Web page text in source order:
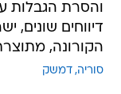
והסרת הגבלות
דיווחים שונים,
הקורונה, מתוצרת
סוריה דמשק